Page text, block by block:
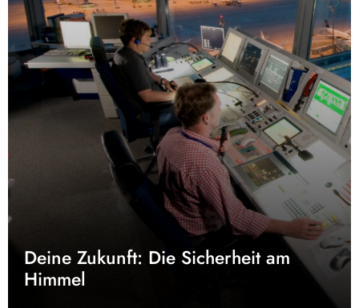
Deine Zukunft: Die Sicherheit am
Himmel